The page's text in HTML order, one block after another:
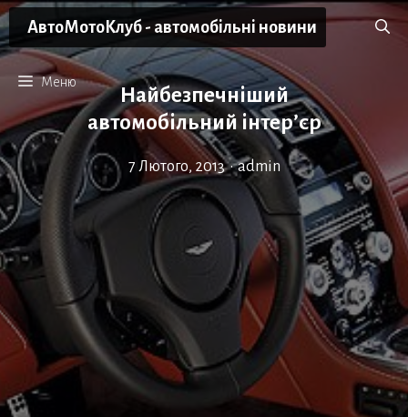
Перейти
до
вмісту
АвтоМотоКлуб - автомобільні новини
Меню
Найбезпечніший
автомобільний інтер’єр
7 Лютого, 2013 • admin